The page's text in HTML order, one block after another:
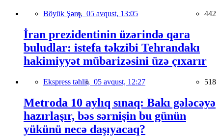
Böyük Şərq, 05 avqust, 13:05 442
İran prezidentinin üzərində qara
buludlar: istefa təkzibi Tehrandakı
hakimiyyət mübarizəsini üzə çıxarır
Ekspress təhlil, 05 avqust, 12:27 518
Metroda 10 aylıq sınaq: Bakı gələcəyə
hazırlaşır, bəs sərnişin bu günün
yükünü necə daşıyacaq?